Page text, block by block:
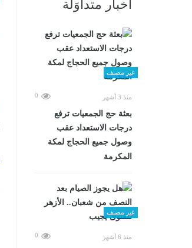
أخبار متداوَلة
غير مصنف
منذ 3 أشهر 0
بعثة حج الجمعيات ترفع
درجات الاستعداد عقب
وصول جميع الحجاج لمكة
المكرمة
غير مصنف
منذ 6 أشهر 0